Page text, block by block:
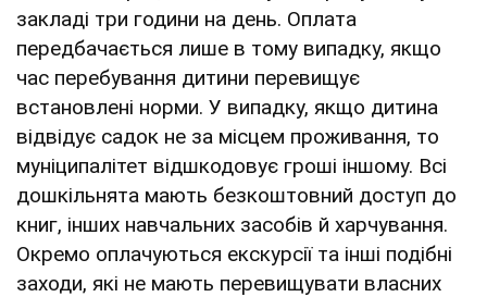
закладі три години на день. Оплата
передбачається лише в тому випадку, якщо
час перебування дитини перевищує
встановлені норми. У випадку, якщо дитина
відвідує садок не за місцем проживання, то
муніципалітет відшкодовує гроші іншому. Всі
дошкільнята мають безкоштовний доступ до
книг, інших навчальних засобів й харчування.
Окремо оплачуються екскурсії та інші подібні
заходи, які не мають перевищувати власних